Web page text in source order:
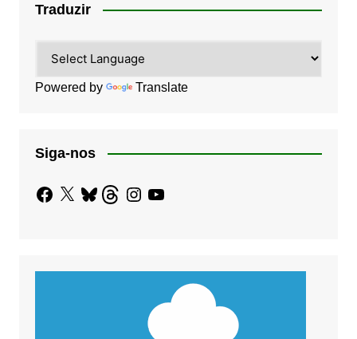
Traduzir
Powered by Translate
Siga-nos
Facebook
X BlueskyThreadsInstagram
YouTube